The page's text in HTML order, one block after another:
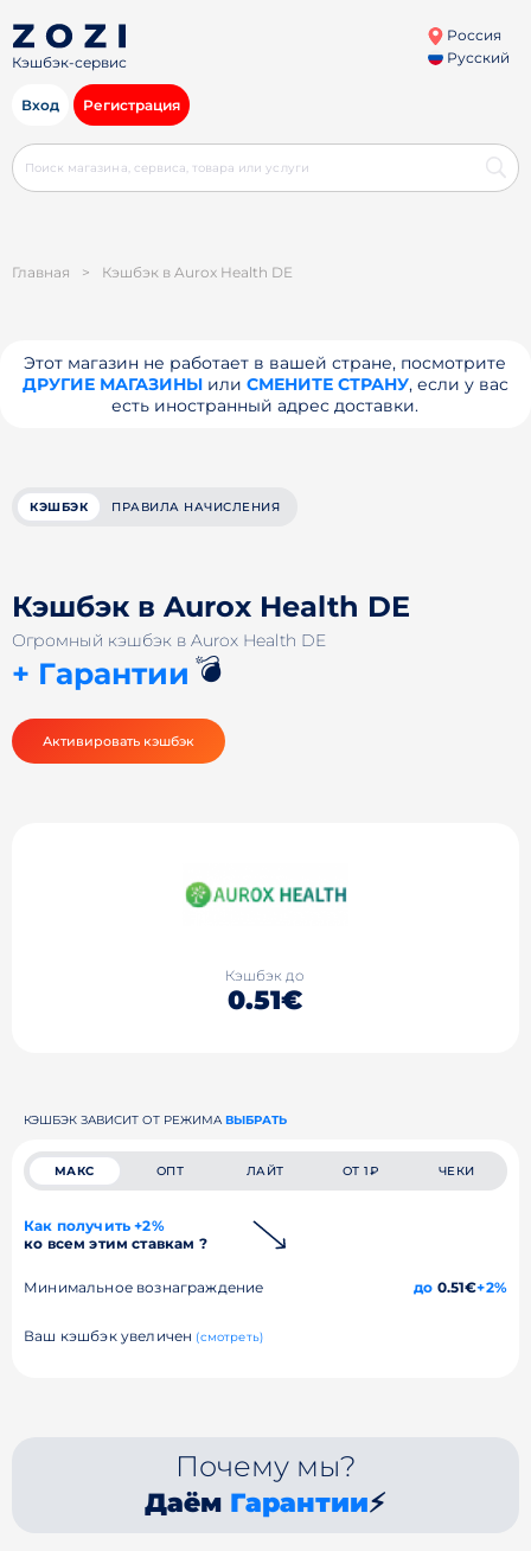
Кэшбэк-сервис
Россия
Русский
Вход Регистрация
Главная > Кэшбэк в Aurox Health DE
Этот магазин не работает в вашей стране, посмотрите
ДРУГИЕ МАГАЗИНЫили СМЕНИТЕ СТРАНУ, если у вас
есть иностранный адрес доставки.
КЭШБЭК ПРАВИЛА НАЧИСЛЕНИЯ
Кэшбэк в Aurox Health DE
Огромный кэшбэк в Aurox Health DE
+ Гарантии 💣
Активировать кэшбэк
Кэшбэк до
0.51€
КЭШБЭК ЗАВИСИТ ОТ РЕЖИМА ВЫБРАТЬ
МАКС ОПТ ЛАЙТ ОТ 1₽ ЧЕКИ
Как получить +2%
ко всем этим ставкам ?
Минимальное вознаграждение до 0.51€+2%
Ваш кэшбэк увеличен (смотреть)
Почему мы?
Даём Гарантии⚡